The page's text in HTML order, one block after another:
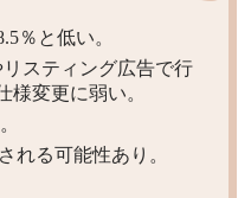
％と低い。
スティング広告で行
様変更に弱い。
れる可能性あり。